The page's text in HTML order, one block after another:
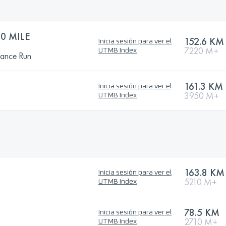
MILE
Run
Inicia sesión para ver el
UTMB Index
152.6 KM
7220 M+
Inicia sesión para ver el
UTMB Index
161.3 KM
3950 M+
Inicia sesión para ver el
UTMB Index
163.8 KM
5210 M+
Inicia sesión para ver el
UTMB Index
78.5 KM
2710 M+